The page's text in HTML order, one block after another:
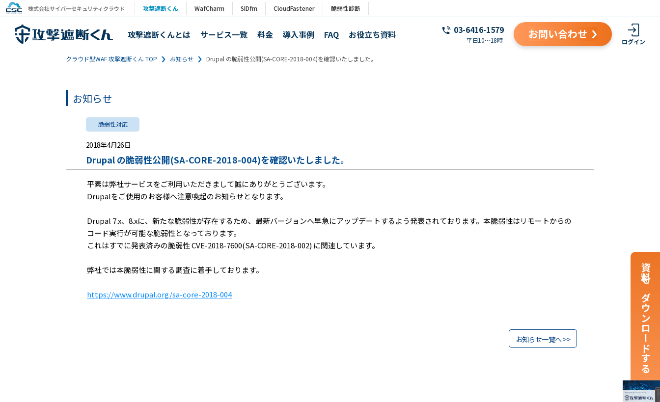
株式会社サイバーセキュリティクラウド 攻撃遮断くん WafCharm SIDfm CloudFastener 脆弱性診断
攻撃遮断くんとは サービス一覧 料金 導入事例 FAQ お役立ち資料 03-6416-1579
平日10～18時 お問い合わせ
ログイン
クラウド型WAF 攻撃遮断くん TOP お知らせ Drupal の脆弱性公開(SA-CORE-2018-004)を確認いたしました。
お知らせ
脆弱性対応
2018年4月26日
Drupal の脆弱性公開(SA-CORE-2018-004)を確認いたしました。
平素は弊社サービスをご利用いただきまして誠にありがとうございます。
Drupalをご使用のお客様へ注意喚起のお知らせとなります。
Drupal 7.x、8.xに、新たな脆弱性が存在するため、最新バージョンへ早急にアップデートするよう発表されております。本脆弱性はリモートからの
コード実行が可能な脆弱性となっております。
これはすでに発表済みの脆弱性 CVE-2018-7600(SA-CORE-2018-002) に関連しています。
弊社では本脆弱性に関する調査に着手しております。
https://www.drupal.org/sa-core-2018-004
お知らせ一覧へ >> 資料をダウンロードする